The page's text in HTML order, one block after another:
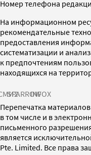
Номер телефона
На информационном
рекомендательные
предоставления
систематизации и
к предпочтениям
находящихся на
SPARROWINFOX
Перепечатка
в том числе и в
письменного
является
Pte. Limited. Все права